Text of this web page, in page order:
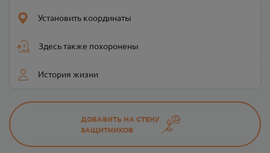
Установить координаты
Здесь также похоронены
История жизни
ДОБАВИТЬ НА СТЕНУ
ЗАЩИТНИКОВ